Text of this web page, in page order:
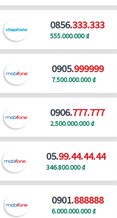
0856.333.333
555.000.000 ₫
0905.999999
7.500.000.000 ₫
0906.777.777
2.500.000.000 ₫
05.99.44.44.44
346.800.000 ₫
0901.888888
6.000.000.000 ₫